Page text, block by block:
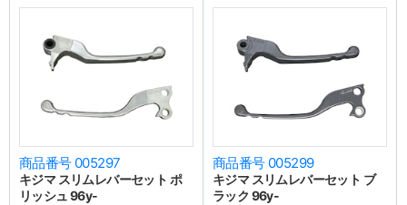
商品番号 005297
キジマ スリムレバーセット ポ
リッシュ 96y-
商品番号 005299
キジマ スリムレバーセット ブ
ラック 96y-